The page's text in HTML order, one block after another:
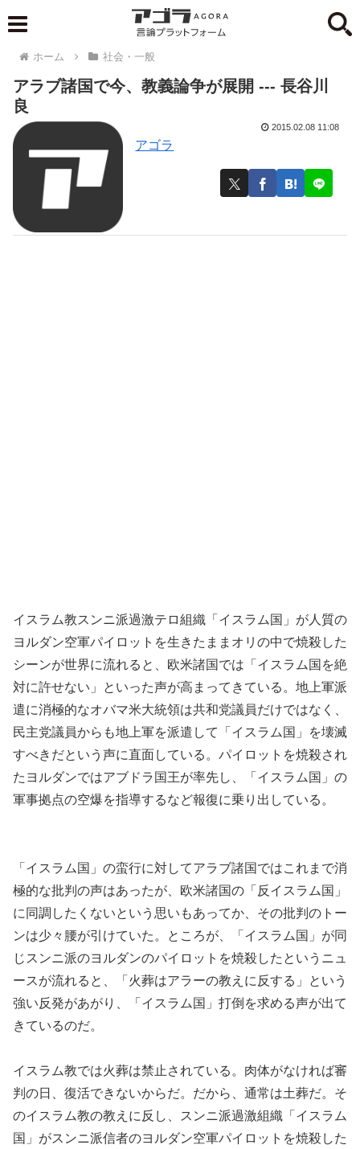
ホーム 社会・一般
アラブ諸国で今、教義論争が展開 --- 長谷川
良
アゴラ
2015.02.08 11:08
イスラム教スンニ派過激テロ組織「イスラム国」が人質の
ヨルダン空軍パイロットを生きたままオリの中で焼殺した
シーンが世界に流れると、欧米諸国では「イスラム国を絶
対に許せない」といった声が高まってきている。地上軍派
遣に消極的なオバマ米大統領は共和党議員だけではなく、
民主党議員からも地上軍を派遣して「イスラム国」を壊滅
すべきだという声に直面している。パイロットを焼殺され
たヨルダンではアブドラ国王が率先し、「イスラム国」の
軍事拠点の空爆を指導するなど報復に乗り出している。
「イスラム国」の蛮行に対してアラブ諸国ではこれまで消
極的な批判の声はあったが、欧米諸国の「反イスラム国」
に同調したくないという思いもあってか、その批判のトー
ンは少々腰が引けていた。ところが、「イスラム国」が同
じスンニ派のヨルダンのパイロットを焼殺したというニュ
ースが流れると、「火葬はアラーの教えに反する」という
強い反発があがり、「イスラム国」打倒を求める声が出て
きているのだ。
イスラム教では火葬は禁止されている。肉体がなければ審
判の日、復活できないからだ。だから、通常は土葬だ。そ
のイスラム教の教えに反し、スンニ派過激組織「イスラム
国」がスンニ派信者のヨルダン空軍パイロットを焼殺した